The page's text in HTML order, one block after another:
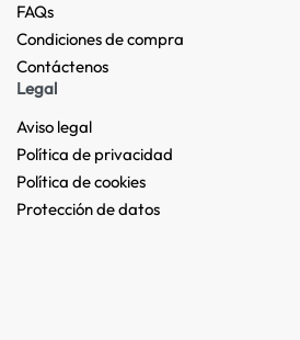
FAQs
Condiciones de compra
Contáctenos
Legal
Aviso legal
Política de privacidad
Política de cookies
Protección de datos